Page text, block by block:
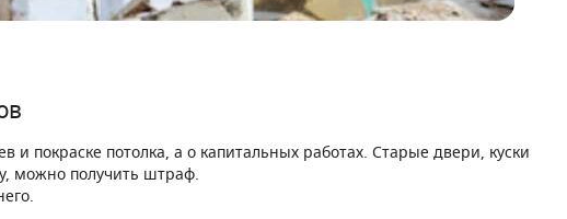
покраске потолка, а о капитальных работах. Старые двери, куски
можно получить штраф.